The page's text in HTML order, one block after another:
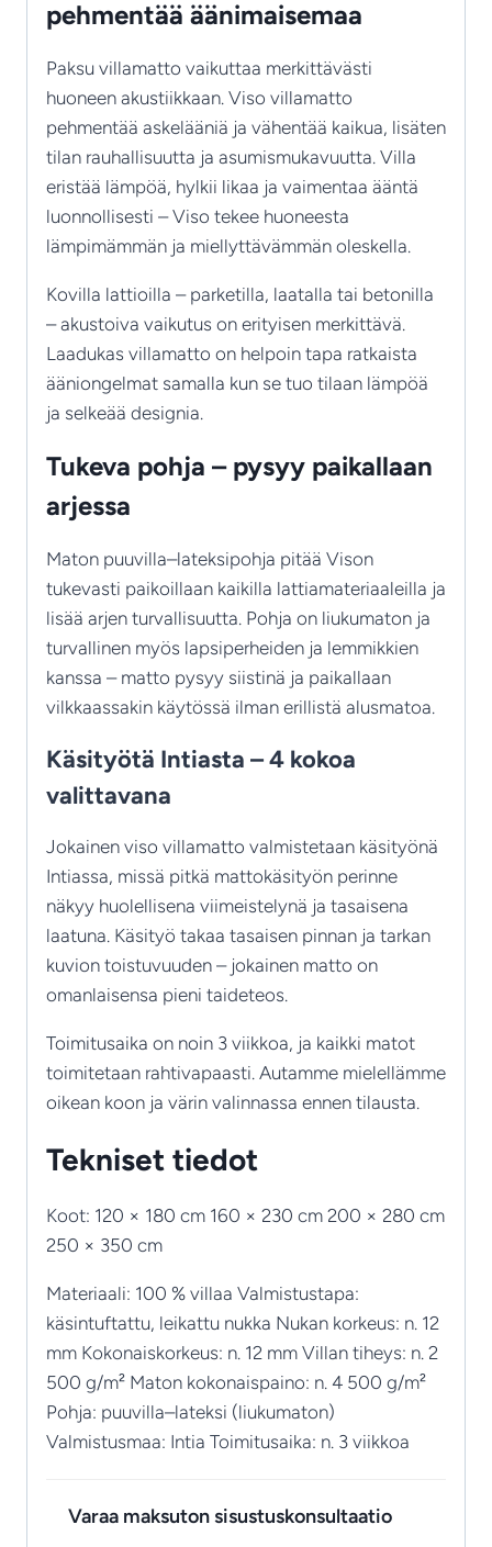
pehmentää äänimaisemaa
Paksu villamatto vaikuttaa merkittävästi
huoneen akustiikkaan. Viso villamatto
pehmentää askelääniä ja vähentää kaikua, lisäten
tilan rauhallisuutta ja asumismukavuutta. Villa
eristää lämpöä, hylkii likaa ja vaimentaa ääntä
luonnollisesti – Viso tekee huoneesta
lämpimämmän ja miellyttävämmän oleskella.
Kovilla lattioilla – parketilla, laatalla tai betonilla
– akustoiva vaikutus on erityisen merkittävä.
Laadukas villamatto on helpoin tapa ratkaista
ääniongelmat samalla kun se tuo tilaan lämpöä
ja selkeää designia.
Tukeva pohja – pysyy paikallaan
arjessa
Maton puuvilla–lateksipohja pitää Vison
tukevasti paikoillaan kaikilla lattiamateriaaleilla ja
lisää arjen turvallisuutta. Pohja on liukumaton ja
turvallinen myös lapsiperheiden ja lemmikkien
kanssa – matto pysyy siistinä ja paikallaan
vilkkaassakin käytössä ilman erillistä alusmatoa.
Käsityötä Intiasta – 4 kokoa
valittavana
Jokainen viso villamatto valmistetaan käsityönä
Intiassa, missä pitkä mattokäsityön perinne
näkyy huolellisena viimeistelynä ja tasaisena
laatuna. Käsityö takaa tasaisen pinnan ja tarkan
kuvion toistuvuuden – jokainen matto on
omanlaisensa pieni taideteos.
Toimitusaika on noin 3 viikkoa, ja kaikki matot
toimitetaan rahtivapaasti. Autamme mielellämme
oikean koon ja värin valinnassa ennen tilausta.
Tekniset tiedot
Koot: 120 × 180 cm 160 × 230 cm 200 × 280 cm
250 × 350 cm
Materiaali: 100 % villaa Valmistustapa:
käsintuftattu, leikattu nukka Nukan korkeus: n. 12
mm Kokonaiskorkeus: n. 12 mm Villan tiheys: n. 2
500 g/m² Maton kokonaispaino: n. 4 500 g/m²
Pohja: puuvilla–lateksi (liukumaton)
Valmistusmaa: Intia Toimitusaika: n. 3 viikkoa
Varaa maksuton sisustuskonsultaatio